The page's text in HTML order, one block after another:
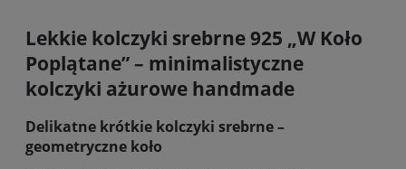
Lekkie kolczyki srebrne 925 „W Koło
Poplątane” – minimalistyczne
kolczyki ażurowe handmade
Delikatne krótkie kolczyki srebrne –
geometryczne koło